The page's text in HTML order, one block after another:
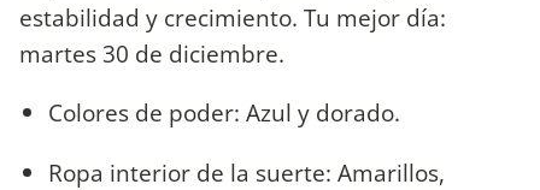
estabilidad y crecimiento. Tu mejor día:
martes 30 de diciembre.
Colores de poder: Azul y dorado.
Ropa interior de la suerte: Amarillos,